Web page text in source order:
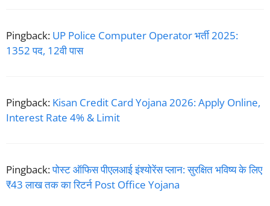
Pingback: UP Police Computer Operator भर्ती 2025:
1352 पद, 12वी पास
Pingback: Kisan Credit Card Yojana 2026: Apply Online,
Interest Rate 4% & Limit
Pingback:पोस्ट ऑफिस पीएलआई इंश्योरेंस प्लान: सुरक्षित भविष्य के लिए
₹43 लाख तक का रिटर्न Post Office Yojana